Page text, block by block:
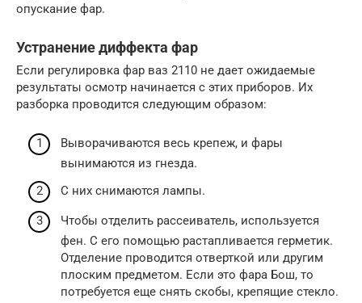
опускание фар.
Устранение диффекта фар
Если регулировка фар ваз 2110 не дает ожидаемые
результаты осмотр начинается с этих приборов. Их
разборка проводится следующим образом:
Выворачиваются весь крепеж, и фары
вынимаются из гнезда.
С них снимаются лампы.
Чтобы отделить рассеиватель, используется
фен. С его помощью растапливается герметик.
Отделение проводится отверткой или другим
плоским предметом. Если это фара Бош, то
потребуется еще снять скобы, крепящие стекло.